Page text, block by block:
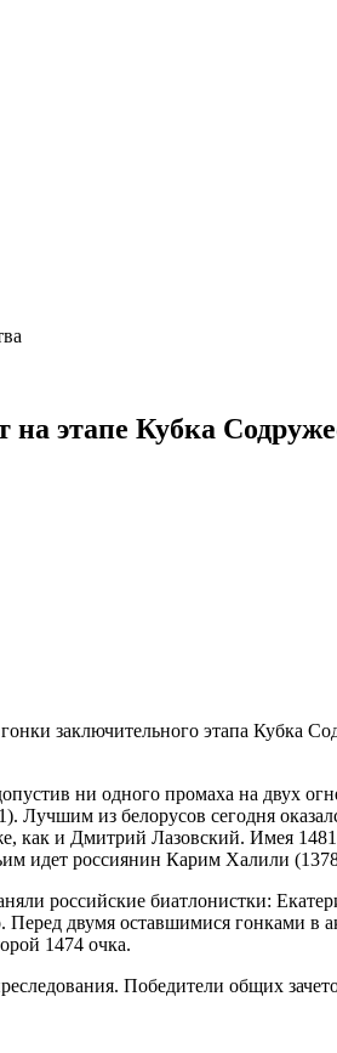
этапе Кубка
заключительного этапа Кубка
ни одного промаха на двух
из белорусов сегодня
как и Дмитрий Лазовский. Имея
идет россиянин Карим Халили
российские биатлонистки:
двумя оставшимися гонками
1474 очка.
Победители общих